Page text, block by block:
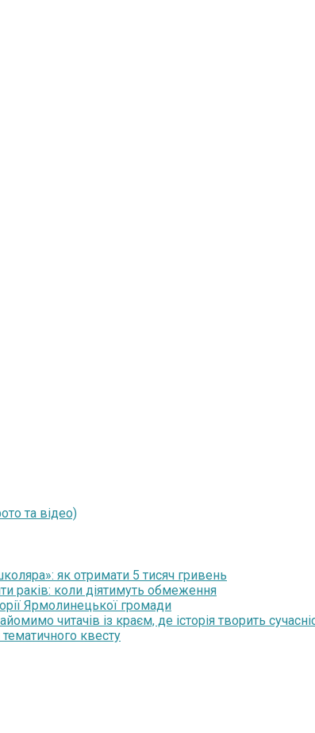
та відео)
як отримати 5 тисяч гривень
раків: коли діятимуть обмеження
Ярмолинецької громади
читачів із краєм, де історія творить
квесту